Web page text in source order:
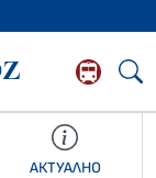
БДЖ -
АКТУАЛНО